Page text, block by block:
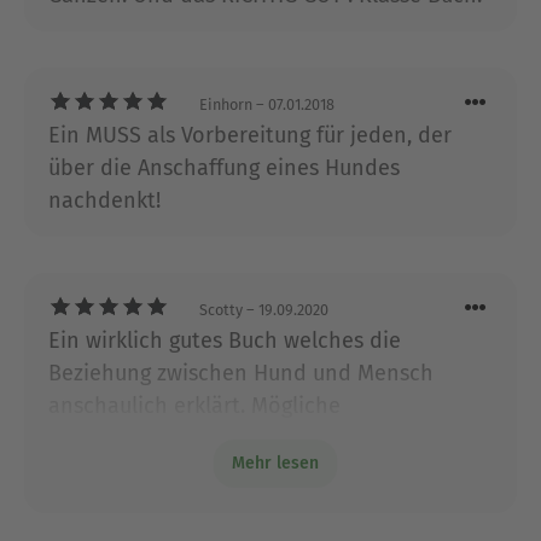
Einhorn – 07.01.2018
Ein MUSS als Vorbereitung für jeden, der
über die Anschaffung eines Hundes
nachdenkt!
Scotty – 19.09.2020
Ein wirklich gutes Buch welches die
Beziehung zwischen Hund und Mensch
nachvollziehbaren Beispielen aufzeigt.
Mehr lesen